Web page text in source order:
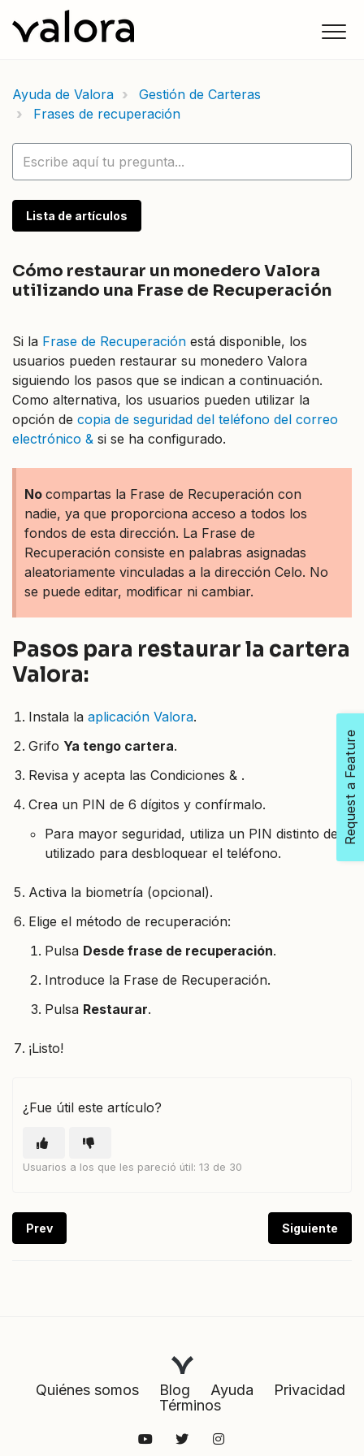
Ayuda de Valora
Gestión de Carteras
Frases de recuperación
Lista de artículos
Cómo restaurar un monedero Valora
utilizando una Frase de Recuperación
Si la Frase de Recuperación está disponible, los
usuarios pueden restaurar su monedero Valora
siguiendo los pasos que se indican a continuación.
Como alternativa, los usuarios pueden utilizar la
opción de copia de seguridad del teléfono del correo
electrónico & si se ha configurado.
No compartas la Frase de Recuperación con
nadie, ya que proporciona acceso a todos los
fondos de esta dirección. La Frase de
Recuperación consiste en palabras asignadas
aleatoriamente vinculadas a la dirección Celo. No
se puede editar, modificar ni cambiar.
Pasos para restaurar la cartera
Valora:
Instala la aplicación Valora.
Grifo Ya tengo cartera.
Revisa y acepta las Condiciones & .
Crea un PIN de 6 dígitos y confírmalo.
Para mayor seguridad, utiliza un PIN distinto del
utilizado para desbloquear el teléfono.
Activa la biometría (opcional).
Elige el método de recuperación:
Pulsa Desde frase de recuperación.
Introduce la Frase de Recuperación.
Pulsa Restaurar.
¡Listo!
¿Fue útil este artículo?
Usuarios a los que les pareció útil: 13 de 30
Prev Siguiente
Quiénes somos Blog Ayuda
Privacidad
Términos
Request a Feature